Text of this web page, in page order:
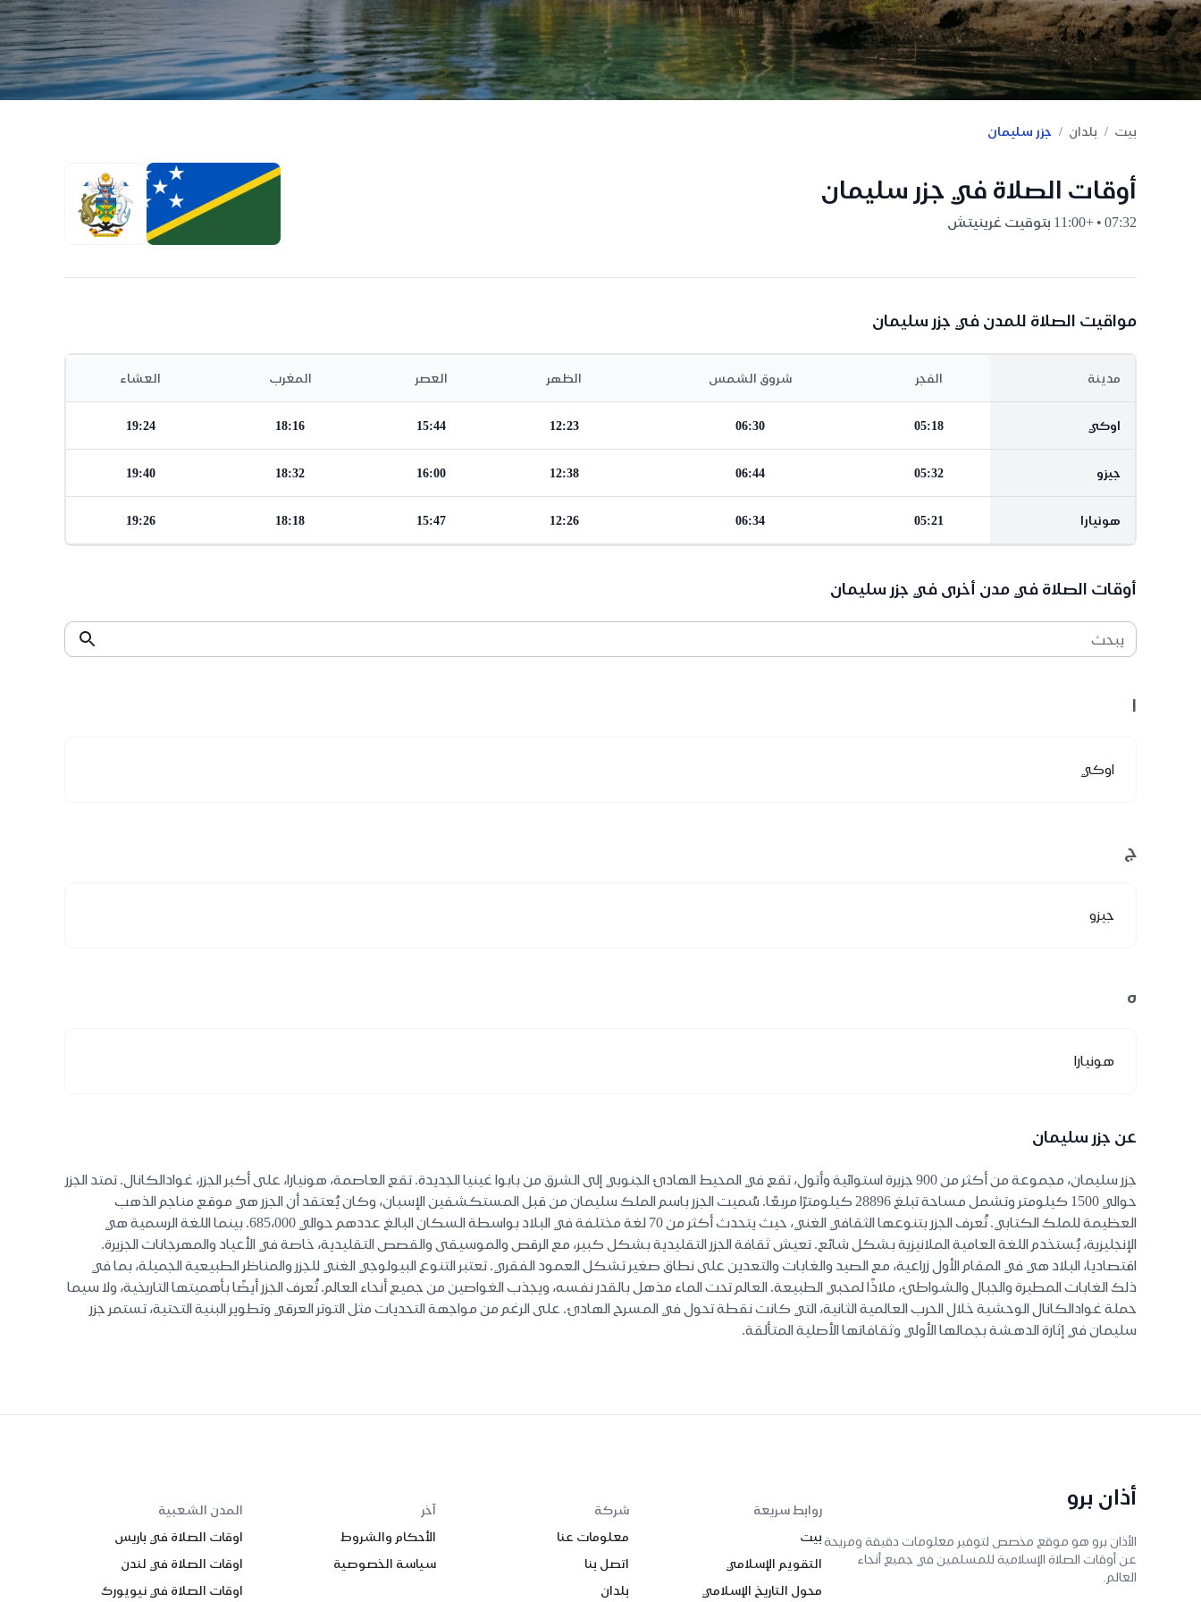
بيت / بلدان / جزر سليمان
أوقات الصلاة في جزر سليمان
07:32 • +11:00 بتوقيت غرينيتش
مواقيت الصلاة للمدن في جزر سليمان
مدينة الفجر شروق الشمس الظهر العصر المغرب العشاء
اوكي 05:18
06:30
12:23
15:44
18:16
19:24
جيزو 05:32
06:44
12:38
16:00
18:32
19:40
هونيارا 05:21
06:34
12:26
15:47
18:18
19:26
أوقات الصلاة في مدن أخرى في جزر سليمان
يبحث
ا
اوكي
ج
جيزو
ه
هونيارا
عن جزر سليمان
جزر سليمان، مجموعة من أكثر من 900 جزيرة استوائية وأتول، تقع في المحيط الهادئ الجنوبي إلى الشرق من بابوا غينيا الجديدة. تقع العاصمة، هونيارا، على أكبر الجزر، غوادالكانال. تمتد الجزر
حوالي 1500 كيلومتر وتشمل مساحة تبلغ 28896 كيلومترًا مربعًا. سُميت الجزر باسم الملك سليمان من قبل المستكشفين الإسبان، وكان يُعتقد أن الجزر هي موقع مناجم الذهب
العظيمة للملك الكتابي. تُعرف الجزر بتنوعها الثقافي الغني، حيث يتحدث أكثر من 70 لغة مختلفة في البلاد بواسطة السكان البالغ عددهم حوالي 685،000. بينما اللغة الرسمية هي
الإنجليزية، يُستخدم اللغة العامية الملانيزية بشكل شائع. تعيش ثقافة الجزر التقليدية بشكل كبير، مع الرقص والموسيقى والقصص التقليدية، خاصة في الأعياد والمهرجانات الجزيرة.
اقتصاديا، البلاد هي في المقام الأول زراعية، مع الصيد والغابات والتعدين على نطاق صغير تشكل العمود الفقري. تعتبر التنوع البيولوجي الغني للجزر والمناظر الطبيعية الجميلة، بما في
ذلك الغابات المطيرة والجبال والشواطئ، ملاذًا لمحبي الطبيعة. العالم تحت الماء مذهل بالقدر نفسه، ويجذب الغواصين من جميع أنحاء العالم. تُعرف الجزر أيضًا بأهميتها التاريخية، ولا سيما
حملة غوادالكانال الوحشية خلال الحرب العالمية الثانية، التي كانت نقطة تحول في المسرح الهادئ. على الرغم من مواجهة التحديات مثل التوتر العرقي وتطوير البنية التحتية، تستمر جزر
سليمان في إثارة الدهشة بجمالها الأولي وثقافاتها الأصلية المتألقة.
أذان برو
الأذان برو هو موقع مخصص لتوفير معلومات دقيقة ومريحة
عن أوقات الصلاة الإسلامية للمسلمين في جميع أنحاء
العالم.
روابط سريعة
بيت
التقويم الإسلامي
محول التاريخ الإسلامي
شركة
معلومات عنا
اتصل بنا
بلدان
آخر
الأحكام والشروط
سياسة الخصوصية
المدن الشعبية
اوقات الصلاة في باريس
اوقات الصلاة في لندن
اوقات الصلاة في نيويورك